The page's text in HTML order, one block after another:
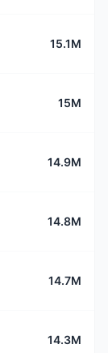
15.1M
15M
14.9M
14.8M
14.7M
14.3M